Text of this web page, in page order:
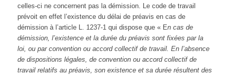
celles-ci ne concernent pas la démission. Le code de travail
prévoit en effet l’existence du délai de préavis en cas de
démission à l’article L. 1237-1 qui dispose que « En cas de
démission, l’existence et la durée du préavis sont fixées par la
loi, ou par convention ou accord collectif de travail. En l’absence
de dispositions légales, de convention ou accord collectif de
travail relatifs au préavis, son existence et sa durée résultent des